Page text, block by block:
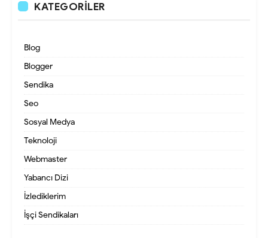
KATEGORILER
Blog
Blogger
Sendika
Seo
Sosyal Medya
Teknoloji
Webmaster
Yabancı Dizi
İzlediklerim
İşçi Sendikaları